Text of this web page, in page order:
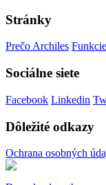
Stránky
Prečo Archiles Funkcie
Sociálne siete
Facebook Linkedin
Dôležité odkazy
Ochrana osobných